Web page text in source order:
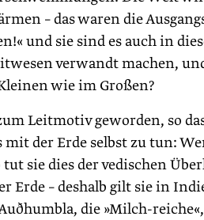
– das waren die
und sie sind es auch in
verwandt machen,
wie im Großen?
Leitmotiv geworden, so
mit der Erde selbst zu tun:
sie dies der vedischen
Erde – deshalb gilt sie in
die »Milch-